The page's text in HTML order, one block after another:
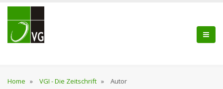
Home » VGI - Die Zeitschrift » Autor